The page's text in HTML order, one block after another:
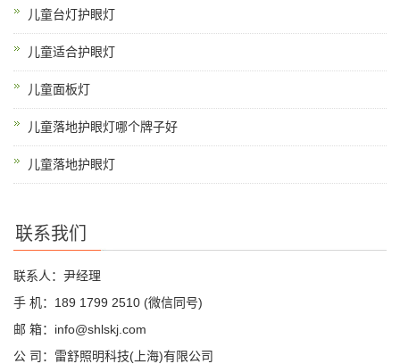
儿童台灯护眼灯
儿童适合护眼灯
儿童面板灯
儿童落地护眼灯哪个牌子好
儿童落地护眼灯
联系我们
联系人：尹经理
手 机：189 1799 2510 (微信同号)
邮 箱：info@shlskj.com
公 司：雷舒照明科技(上海)有限公司